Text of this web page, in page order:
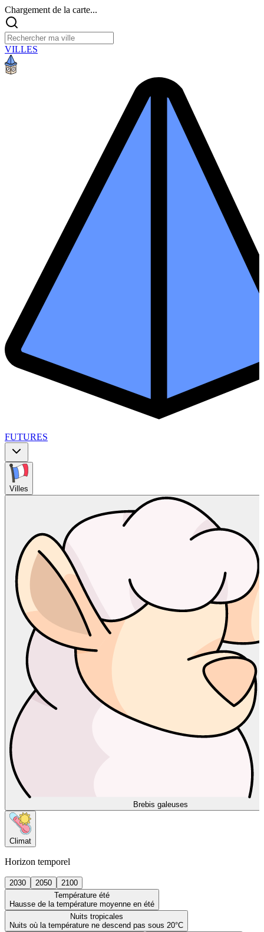
Chargement de la carte...
VILLES
FUTURES
Villes
Brebis galeuses
Climat
Horizon temporel
2030 2050
2100
Température été
Hausse de la température moyenne en été
Nuits tropicales
Nuits où la température ne descend pas sous 20°C